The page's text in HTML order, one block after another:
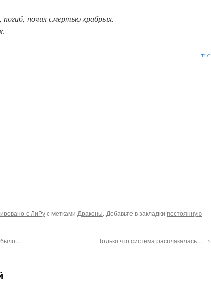
почил смертью храбрых.
TLC
с ЛиРус метками Драконы. Добавьте в закладки постоянную
Только что система расплакалась… →